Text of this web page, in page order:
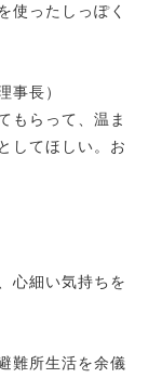
使ったしっぽく
事長）
もらって、温ま
してほしい。お
心細い気持ちを
難所生活を余儀